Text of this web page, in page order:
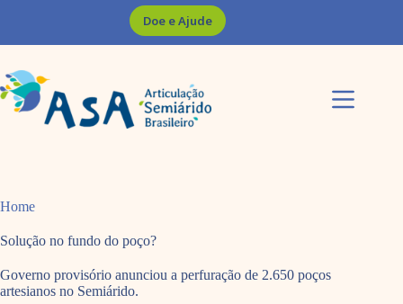
Doe e Ajude
Home
Solução no fundo do poço?
Governo provisório anunciou a perfuração de 2.650 poços
artesianos no Semiárido.